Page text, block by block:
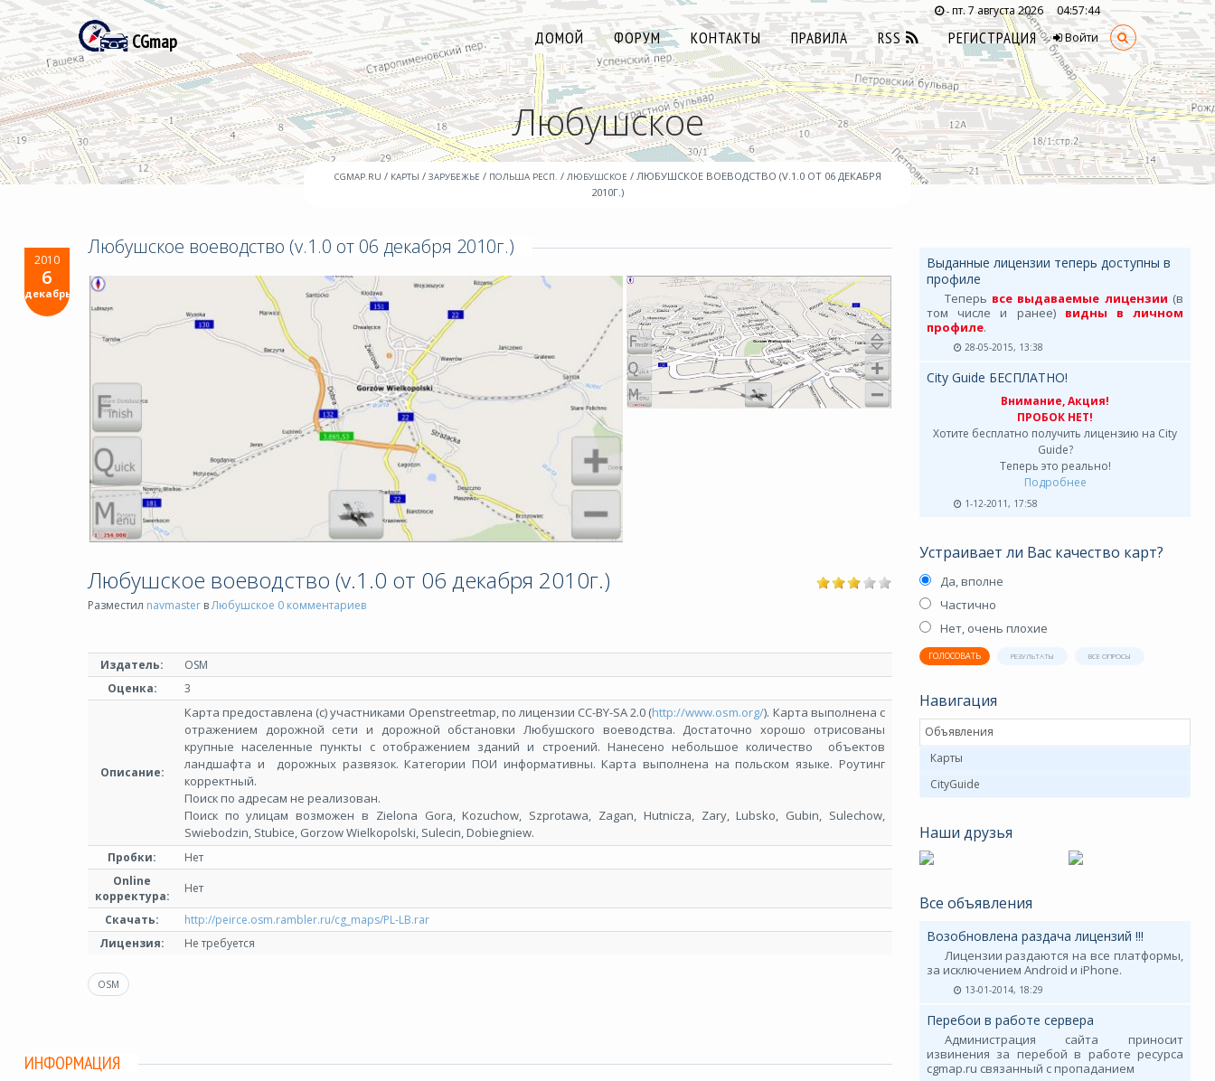
CGmap
- пт. 7 августа 2026 04:57:45
ДОМОЙ ФОРУМ КОНТАКТЫ ПРАВИЛА RSS РЕГИСТРАЦИЯ Войти
Любушское
CGMAP.RU / КАРТЫ / ЗАРУБЕЖЬЕ / ПОЛЬША РЕСП. / ЛЮБУШСКОЕ / ЛЮБУШСКОЕ ВОЕВОДСТВО (V.1.0 ОТ 06 ДЕКАБРЯ
2010Г.)
2010
6
декабрь
Любушское воеводство (v.1.0 от 06 декабря 2010г.)
Любушское воеводство (v.1.0 от 06 декабря 2010г.)
Разместил navmaster вЛюбушское 0 комментариев
Издатель:
OSM
Оценка:
3
Описание:
Карта предоставлена (с) участниками Openstreetmap, по лицензии СС-BY-SA 2.0 (http://www.osm.org/). Карта выполнена с
отражением дорожной сети и дорожной обстановки Любушского воеводства. Достаточно хорошо отрисованы
крупные населенные пункты с отображением зданий и строений. Нанесено небольшое количество объектов
ландшафта и дорожных развязок. Категории ПОИ информативны. Карта выполнена на польском языке. Роутинг
корректный.
Поиск по адресам не реализован.
Поиск по улицам возможен в Zielona Gora, Kozuchow, Szprotawa, Zagan, Hutnicza, Zary, Lubsko, Gubin, Sulechow,
Swiebodzin, Stubice, Gorzow Wielkopolski, Sulecin, Dobiegniew.
Пробки:
Нет
Online
корректура:
Нет
Скачать:
http://peirce.osm.rambler.ru/cg_maps/PL-LB.rar
Лицензия:
Не требуется
OSM
ИНФОРМАЦИЯ
Выданные лицензии теперь доступны в
профиле
Теперь все выдаваемые лицензии (в
том числе и ранее) видны в личном
профиле.
28-05-2015, 13:38
City Guide БЕСПЛАТНО!
Внимание, Акция!
ПРОБОК НЕТ!
Хотите бесплатно получить лицензию на City
Guide?
Теперь это реально!
Подробнее
1-12-2011, 17:58
Устраивает ли Вас качество карт?
Да, вполне
Частично
Нет, очень плохие
ГОЛОСОВАТЬ РЕЗУЛЬТАТЫ ВСЕ ОПРОСЫ
Навигация
Объявления
Карты
CityGuide
Наши друзья
Все объявления
Возобновлена раздача лицензий !!!
Лицензии раздаются на все платформы,
за исключением Android и iPhone.
13-01-2014, 18:29
Перебои в работе сервера
Администрация сайта приносит
извинения за перебой в работе ресурса
cgmap.ru связанный с пропаданием